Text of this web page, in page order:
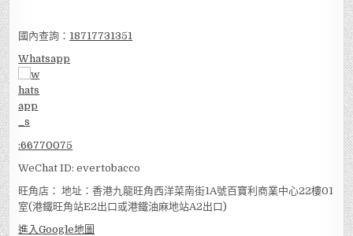
國內查詢： 18717731351
Whatsapp
:66770075
WeChat ID: evertobacco
旺角店： 地址：香港九龍旺角西洋菜南街1A號百寶利商業中心22樓01
室(港鐵旺角站E2出口或港鐵油麻地站A2出口)
進入Google地圖